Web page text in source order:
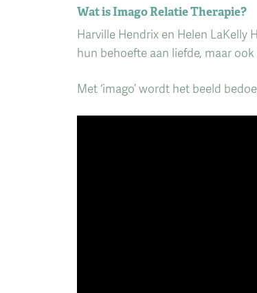
Wat is Imago Relatie Therapie?
Harville Hendrix en Helen
hun behoefte aan liefde, maar
Met ‘imago’ wordt het beeld